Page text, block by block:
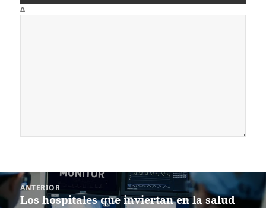
Δ
Navegación
ANTERIOR
Entrada
Los hospitales que inviertan en la salud